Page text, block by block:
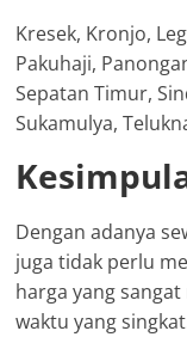
Kresek, Kronjo,
Pakuhaji,
Sepatan Timur,
Sukamulya,
Dengan adanya
juga tidak perlu
harga yang
waktu yang